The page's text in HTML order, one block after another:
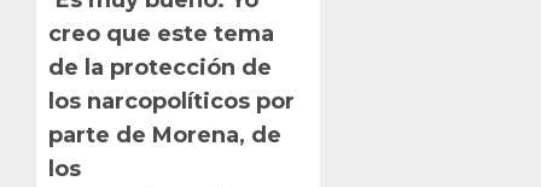
creo que este tema
de la protección de
los narcopolíticos por
parte de Morena, de
los